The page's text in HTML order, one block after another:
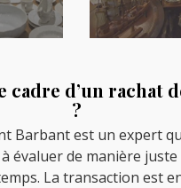
d’un rachat
?
Barbant est un expert
évaluer de manière
La transaction est